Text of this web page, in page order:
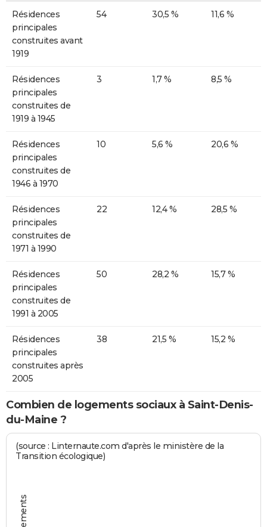
Résidences
principales
construites avant
1919
54 30,5 % 11,6 %
Résidences
principales
construites de
1919 à 1945
3 1,7 % 8,5 %
Résidences
principales
construites de
1946 à 1970
10 5,6 % 20,6 %
Résidences
principales
construites de
1971 à 1990
22 12,4 % 28,5 %
Résidences
principales
construites de
1991 à 2005
50 28,2 % 15,7 %
Résidences
principales
construites après
2005
38 21,5 % 15,2 %
Combien de logements sociaux à Saint-Denis-
du-Maine ?
(source : Linternaute.com d'après le ministère de la
Transition écologique)